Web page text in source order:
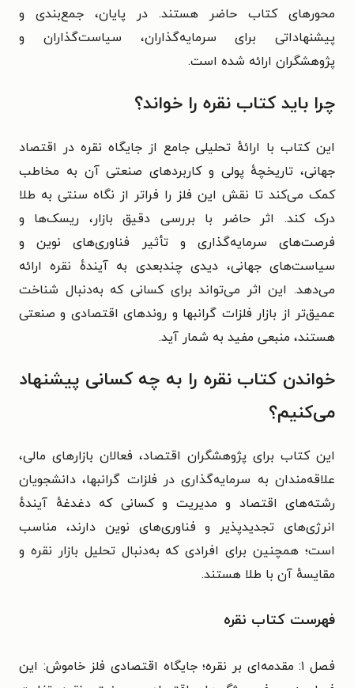
محورهای کتاب حاضر هستند. در پایان، جمع‌بندی و
پیشنهاداتی برای سرمایه‌گذاران، سیاست‌گذاران و
پژوهشگران ارائه شده است.
چرا باید کتاب نقره را خواند؟
این کتاب با ارائهٔ تحلیلی جامع از جایگاه نقره در اقتصاد
جهانی، تاریخچهٔ پولی و کاربردهای صنعتی آن به مخاطب
کمک می‌کند تا نقش این فلز را فراتر از نگاه سنتی به طلا
درک کند. اثر حاضر با بررسی دقیق بازار، ریسک‌ها و
فرصت‌های سرمایه‌گذاری و تأثیر فناوری‌های نوین و
سیاست‌های جهانی، دیدی چندبعدی به آیندهٔ نقره ارائه
می‌دهد. این اثر می‌تواند برای کسانی که به‌دنبال شناخت
عمیق‌تر از بازار فلزات گرانبها و روندهای اقتصادی و صنعتی
هستند، منبعی مفید به شمار آید.
خواندن کتاب نقره را به چه کسانی پیشنهاد
می‌کنیم؟
این کتاب برای پژوهشگران اقتصاد، فعالان بازارهای مالی،
علاقه‌مندان به سرمایه‌گذاری در فلزات گرانبها، دانشجویان
رشته‌های اقتصاد و مدیریت و کسانی که دغدغهٔ آیندهٔ
انرژی‌های تجدیدپذیر و فناوری‌های نوین دارند، مناسب
است؛ همچنین برای افرادی که به‌دنبال تحلیل بازار نقره و
مقایسهٔ آن با طلا هستند.
فهرست کتاب نقره
فصل ۱: مقدمه‌ای بر نقره؛ جایگاه اقتصادی فلز خاموش: این